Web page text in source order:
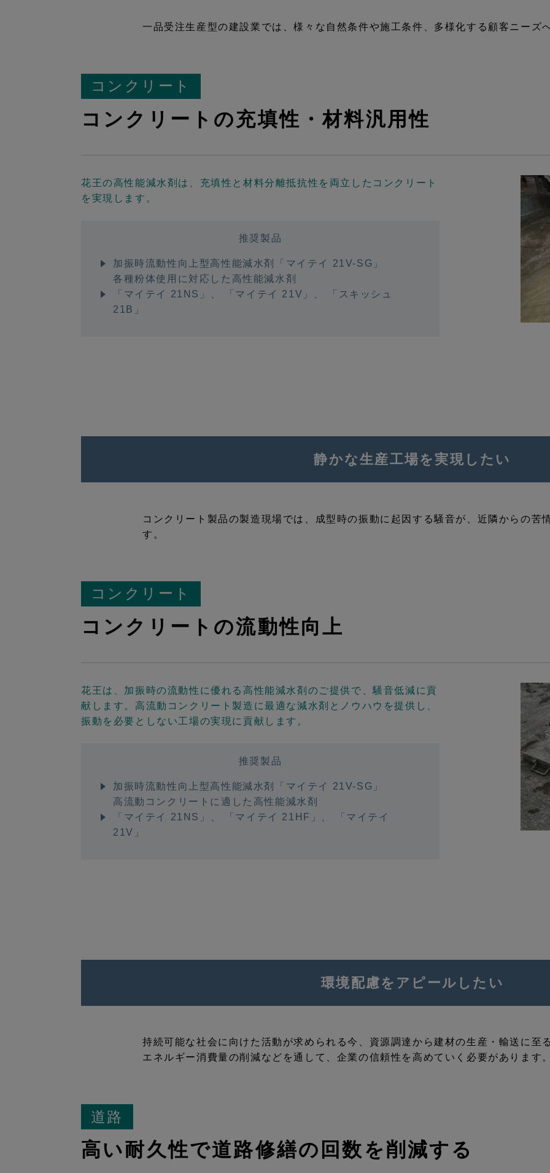
一品受注生産型の建設業では、様々な自然条件や施工条件、多様化する顧客ニーズ
コンクリート
コンクリートの充填性・材料汎用性
花王の高性能減水剤は、充填性と材料分離抵抗性を両立したコンクリート
を実現します。
推奨製品
加振時流動性向上型高性能減水剤「マイテイ 21V-SG」
各種粉体使用に対応した高性能減水剤
「マイテイ 21NS」
「マイテイ 21V」
「スキッシュ
21B」
静かな生産工場を実現したい
コンクリート製品の製造現場では、成型時の振動に起因する騒音が、近隣からの苦
す。
コンクリート
コンクリートの流動性向上
花王は、加振時の流動性に優れる高性能減水剤のご提供で、騒音低減に貢
献します。高流動コンクリート製造に最適な減水剤とノウハウを提供し、
振動を必要としない工場の実現に貢献します。
推奨製品
加振時流動性向上型高性能減水剤「マイテイ 21V-SG」
高流動コンクリートに適した高性能減水剤
「マイテイ 21NS」
「マイテイ 21HF」
「マイテイ
21V」
環境配慮をアピールしたい
持続可能な社会に向けた活動が求められる今、資源調達から建材の⽣産・輸送に⾄
エネルギー消費量の削減などを通して、企業の信頼性を⾼めていく必要があります。
道路
高い耐久性で道路修繕の回数を削減する